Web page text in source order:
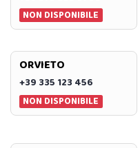
NON DISPONIBILE
ORVIETO
+39 335 123 456
NON DISPONIBILE